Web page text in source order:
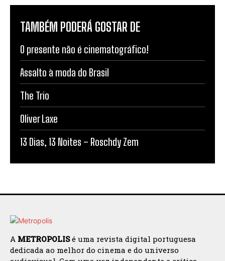
TAMBÉM PODERÁ GOSTAR DE
O presente não é cinematográfico!
Assalto à moda do Brasil
The Trio
Oliver Laxe
13 Dias, 13 Noites – Roschdy Zem
A METROPOLISé uma revista digital portuguesa
dedicada ao melhor do cinema e do universo